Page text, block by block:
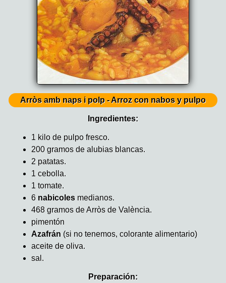
Arròs amb naps i polp - Arroz con nabos y pulpo
Ingredientes:
1 kilo de pulpo fresco.
200 gramos de alubias blancas.
2 patatas.
1 cebolla.
1 tomate.
6 nabicoles medianos.
468 gramos de Arròs de València.
pimentón
Azafrán (si no tenemos, colorante alimentario)
aceite de oliva.
sal.
Preparación: